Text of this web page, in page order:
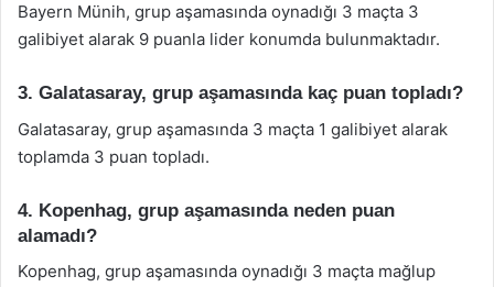
Bayern Münih, grup aşamasında oynadığı 3 maçta 3
galibiyet alarak 9 puanla lider konumda bulunmaktadır.
3. Galatasaray, grup aşamasında kaç puan topladı?
Galatasaray, grup aşamasında 3 maçta 1 galibiyet alarak
toplamda 3 puan topladı.
4. Kopenhag, grup aşamasında neden puan
alamadı?
Kopenhag, grup aşamasında oynadığı 3 maçta mağlup